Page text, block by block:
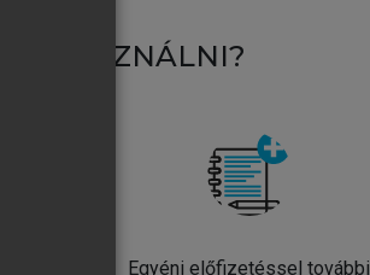
HASZNÁLNI?
Egyéni előfizetéssel további